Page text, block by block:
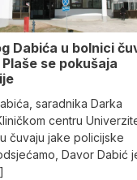
Dabića u bolnici
se pokušaja
saradnika Darka
centru
čuvaju jake policijske
Davor Dabić